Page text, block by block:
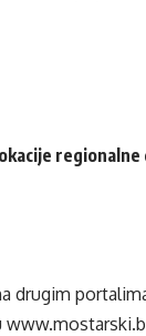
drugim